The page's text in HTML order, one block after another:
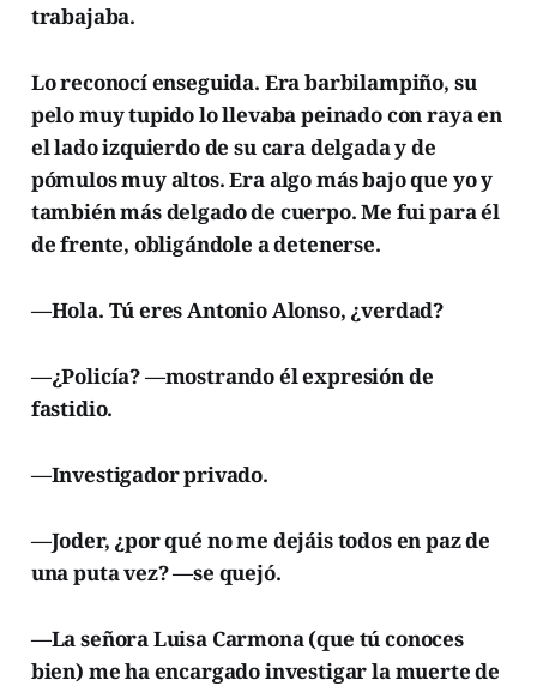
trabajaba.
Lo reconocí enseguida. Era barbilampiño, su
pelo muy tupido lo llevaba peinado con raya en
el lado izquierdo de su cara delgada y de
pómulos muy altos. Era algo más bajo que yo y
también más delgado de cuerpo. Me fui para él
de frente, obligándole a detenerse.
—Hola. Tú eres Antonio Alonso, ¿verdad?
—¿Policía? —mostrando él expresión de
fastidio.
—Investigador privado.
—Joder, ¿por qué no me dejáis todos en paz de
una puta vez? —se quejó.
—La señora Luisa Carmona (que tú conoces
bien) me ha encargado investigar la muerte de